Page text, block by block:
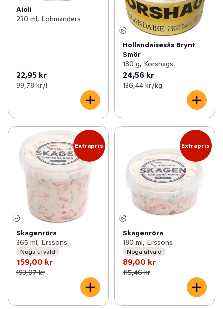
Aioli
230 ml, Lohmanders
22,95 kr
99,78 kr /l
Hollandaisesås Brynt
Smör
180 g, Korshags
24,56 kr
136,44 kr /kg
Extrapris
Skagenröra
365 ml, Erssons
Noga utvald
159,00 kr
193,07 kr
Extrapris
Skagenröra
180 ml, Erssons
Noga utvald
89,00 kr
115,46 kr